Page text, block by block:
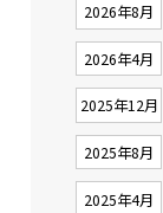
2026年8月
2026年4月
2025年12月
2025年8月
2025年4月